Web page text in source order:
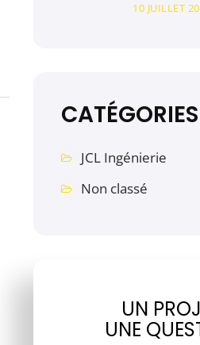
10 JUILLET
CATÉGORIES
JCL Ingénierie
Non classé
UN
UNE